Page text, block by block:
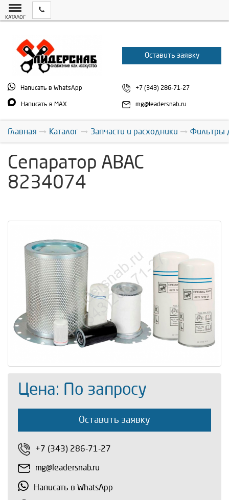
КАТАЛОГ
Оставить заявку
Написать в WhatsApp
Написать в MAX
+7 (343) 286-71-27
mg@leadersnab.ru
Главная Каталог Запчасти и расходники Фильтры
Сепаратор ABAC
8234074
Цена: По запросу
Оставить заявку
+7 (343) 286-71-27
mg@leadersnab.ru
Написать в WhatsApp